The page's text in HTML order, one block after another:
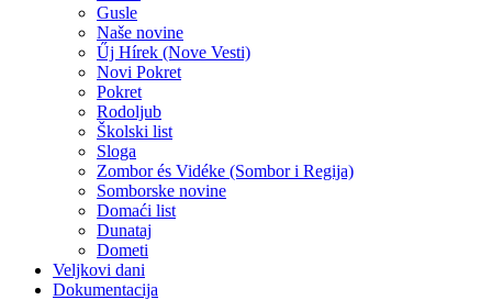
Gusle
Naše novine
Űj Hírek (Nove Vesti)
Novi Pokret
Pokret
Rodoljub
Školski list
Sloga
Zombor és Vidéke (Sombor i Regija)
Somborske novine
Domaći list
Dunataj
Dometi
Veljkovi dani
Dokumentacija